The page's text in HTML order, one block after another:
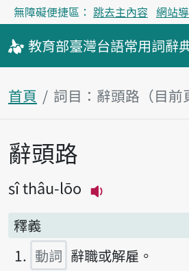
無障礙便捷區： 跳去主內容 網站
教育部臺灣台語常用詞辭
首頁 詞目：辭頭路（目前
主內容區塊
辭頭路
sî thâu-lōo
釋義
動詞 辭職或解雇。